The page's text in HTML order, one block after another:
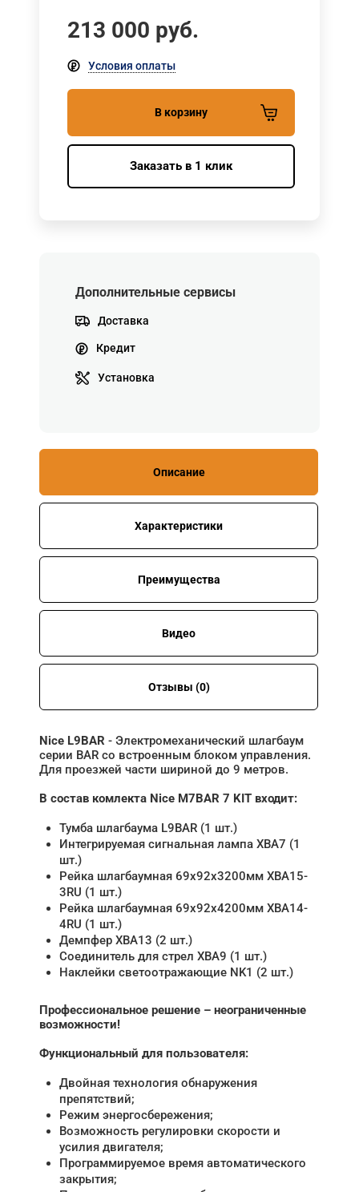
213 000 руб.
Условия оплаты
В корзину
Заказать в 1 клик
Дополнительные сервисы
Доставка
Кредит
Установка
Описание
Характеристики
Преимущества
Видео
Отзывы (0)
Nice L9BAR - Электромеханический шлагбаум
серии BAR со встроенным блоком управления.
Для проезжей части шириной до 9 метров.
В состав комлекта Nice M7BAR 7 KIT входит:
Тумба шлагбаума L9BAR (1 шт.)
Интегрируемая сигнальная лампа XBA7 (1
шт.)
Рейка шлагбаумная 69x92x3200мм XBA15-
3RU (1 шт.)
Рейка шлагбаумная 69x92x4200мм XBA14-
4RU (1 шт.)
Демпфер XBA13 (2 шт.)
Соединитель для стрел XBA9 (1 шт.)
Наклейки светоотражающие NK1 (2 шт.)
Профессиональное решение – неограниченные
возможности!
Функциональный для пользователя:
Двойная технология обнаружения
препятствий;
Режим энергосбережения;
Возможность регулировки скорости и
усилия двигателя;
Программируемое время автоматического
закрытия;